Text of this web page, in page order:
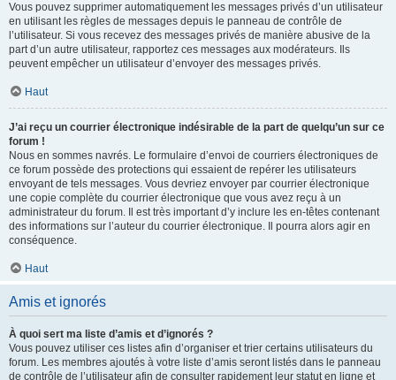
Vous pouvez supprimer automatiquement les messages privés d’un utilisateur
en utilisant les règles de messages depuis le panneau de contrôle de
l’utilisateur. Si vous recevez des messages privés de manière abusive de la
part d’un autre utilisateur, rapportez ces messages aux modérateurs. Ils
peuvent empêcher un utilisateur d’envoyer des messages privés.
Haut
J’ai reçu un courrier électronique indésirable de la part de quelqu’un sur ce
forum !
Nous en sommes navrés. Le formulaire d’envoi de courriers électroniques de
ce forum possède des protections qui essaient de repérer les utilisateurs
envoyant de tels messages. Vous devriez envoyer par courrier électronique
une copie complète du courrier électronique que vous avez reçu à un
administrateur du forum. Il est très important d’y inclure les en-têtes contenant
des informations sur l’auteur du courrier électronique. Il pourra alors agir en
conséquence.
Haut
Amis et ignorés
À quoi sert ma liste d’amis et d’ignorés ?
Vous pouvez utiliser ces listes afin d’organiser et trier certains utilisateurs du
forum. Les membres ajoutés à votre liste d’amis seront listés dans le panneau
de contrôle de l’utilisateur afin de consulter rapidement leur statut en ligne et